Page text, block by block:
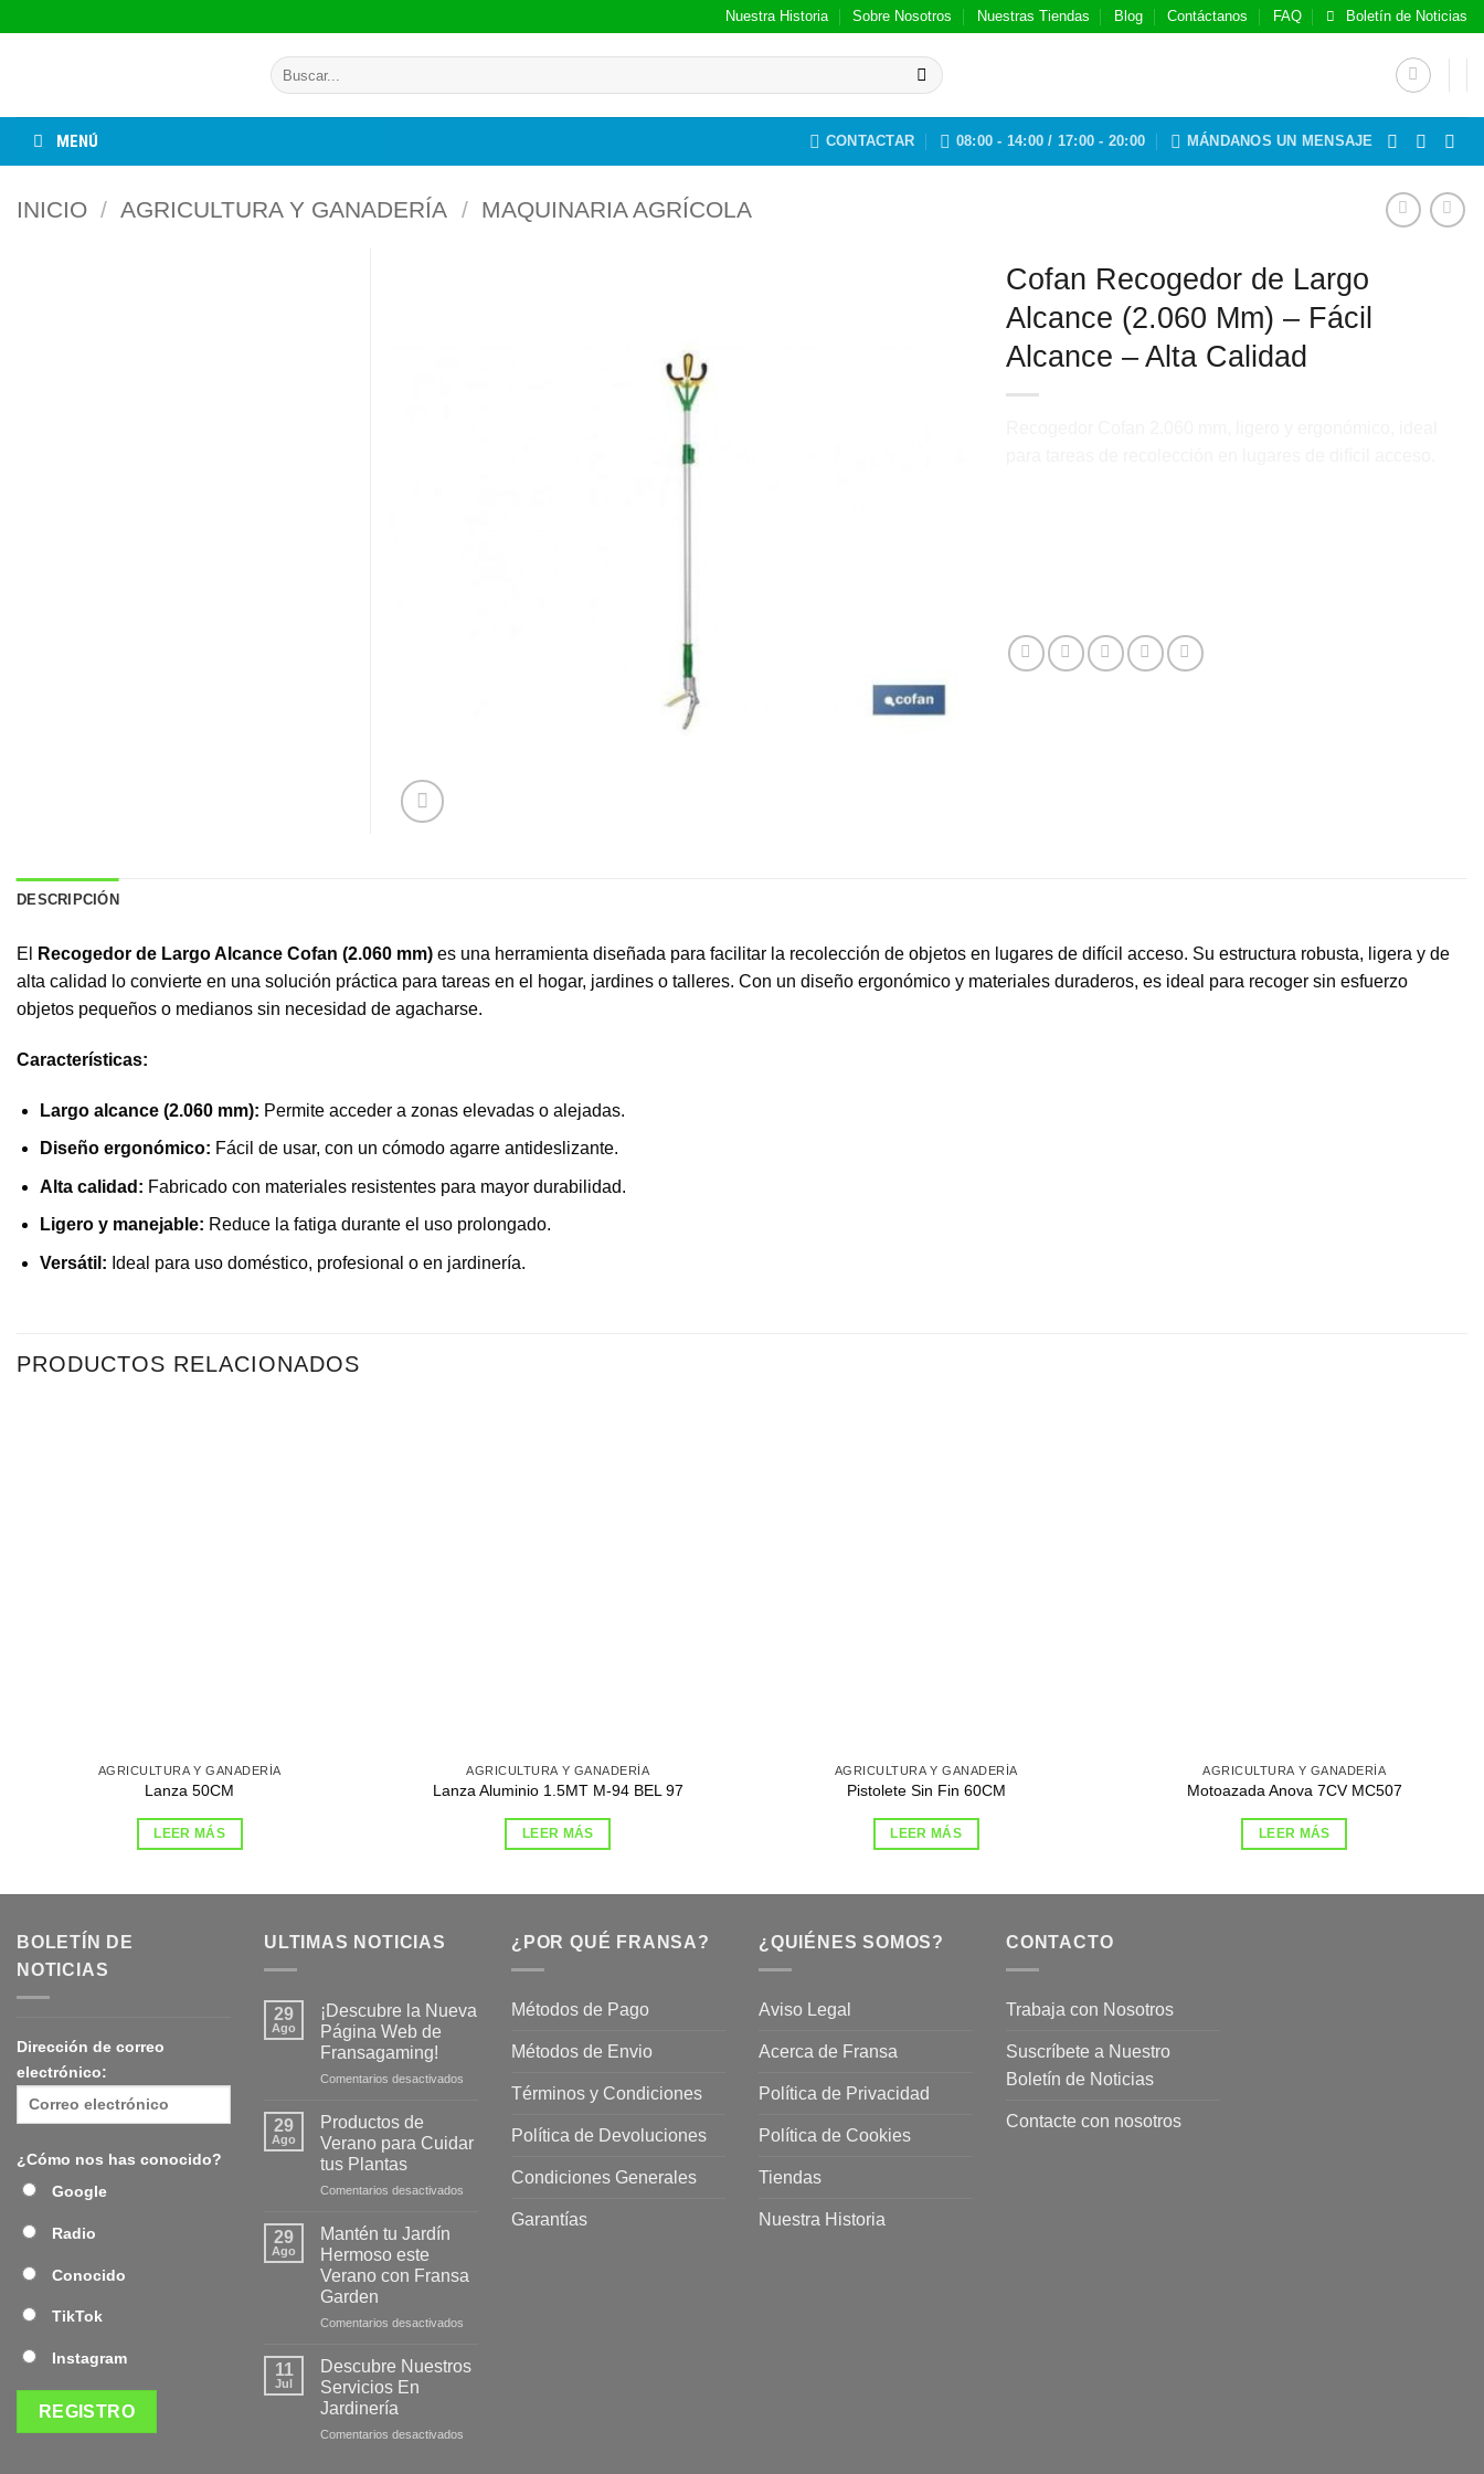
Nuestra Historia Sobre Nosotros Nuestras Tiendas Blog Contáctanos FAQ Boletín de Noticias
Buscar
por:
MENÚ CONTACTAR 08:00 - 14:00 / 17:00 - 20:00 MÁNDANOS UN MENSAJE
INICIO / AGRICULTURA Y GANADERÍA / MAQUINARIA AGRÍCOLA
Cofan Recogedor de Largo
Alcance (2.060 Mm) – Fácil
Alcance – Alta Calidad
DESCRIPCIÓN
El Recogedor de Largo Alcance Cofan (2.060 mm) es una herramienta diseñada para facilitar la recolección de objetos en lugares de difícil acceso. Su estructura robusta, ligera y de
alta calidad lo convierte en una solución práctica para tareas en el hogar, jardines o talleres. Con un diseño ergonómico y materiales duraderos, es ideal para recoger sin esfuerzo
objetos pequeños o medianos sin necesidad de agacharse.
Características:
Largo alcance (2.060 mm): Permite acceder a zonas elevadas o alejadas.
Diseño ergonómico: Fácil de usar, con un cómodo agarre antideslizante.
Alta calidad: Fabricado con materiales resistentes para mayor durabilidad.
Ligero y manejable: Reduce la fatiga durante el uso prolongado.
Versátil: Ideal para uso doméstico, profesional o en jardinería.
PRODUCTOS RELACIONADOS
AGRICULTURA Y GANADERÍA
Lanza 50CM
LEER MÁS
AGRICULTURA Y GANADERÍA
Lanza Aluminio 1.5MT M-94 BEL 97
LEER MÁS
AGRICULTURA Y GANADERÍA
Pistolete Sin Fin 60CM
LEER MÁS
AGRICULTURA Y GANADERÍA
Motoazada Anova 7CV MC507
LEER MÁS
BOLETÍN DE
NOTICIAS
Dirección de correo
electrónico:
¿Cómo nos has conocido?
Google
Radio
Conocido
TikTok
Instagram
ULTIMAS NOTICIAS
29
Ago
¡Descubre la Nueva
Página Web de
Fransagaming!
Comentarios desactivados
Página
29
Ago
Productos de
Verano para Cuidar
tus Plantas
Comentarios desactivados
Cuidar
29
Ago
Mantén tu Jardín
Hermoso este
Verano con Fransa
Garden
Comentarios desactivados
11
Jul
Descubre Nuestros
Servicios En
Jardinería
Comentarios desactivados
¿POR QUÉ FRANSA?
Métodos de Pago
Métodos de Envio
Términos y Condiciones
Política de Devoluciones
Condiciones Generales
Garantías
¿QUIÉNES SOMOS?
Aviso Legal
Acerca de Fransa
Política de Privacidad
Política de Cookies
Tiendas
Nuestra Historia
CONTACTO
Trabaja con Nosotros
Suscríbete a Nuestro
Boletín de Noticias
Contacte con nosotros